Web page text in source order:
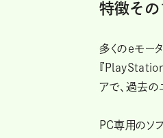
特徴その
多くのeモー
『PlayStation
アで、過去の
PC専用のソ